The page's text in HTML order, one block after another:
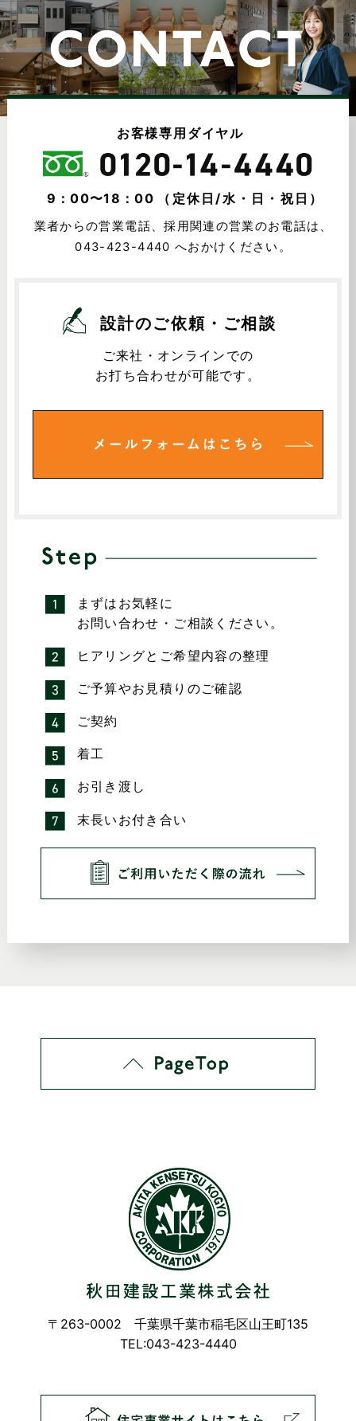
お客様専用ダイヤル
9：00〜18：00 （定休日/水・日・祝日）
業者からの営業電話、採用関連の営業のお電話は、
043-423-4440 へおかけください。
設計のご依頼・ご相談
ご来社・オンラインでの
お打ち合わせが可能です。
まずはお気軽に
お問い合わせ・ご相談ください。
ヒアリングとご希望内容の整理
ご予算やお見積りのご確認
ご契約
着工
お引き渡し
末長いお付き合い
〒263-0002 千葉県千葉市稲毛区山王町135
TEL:043-423-4440